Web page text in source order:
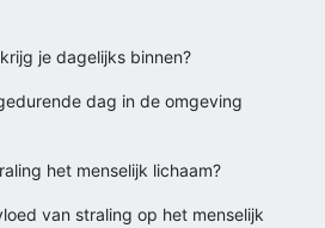
je dagelijks binnen?
dag in de omgeving
het menselijk lichaam?
van straling op het menselijk